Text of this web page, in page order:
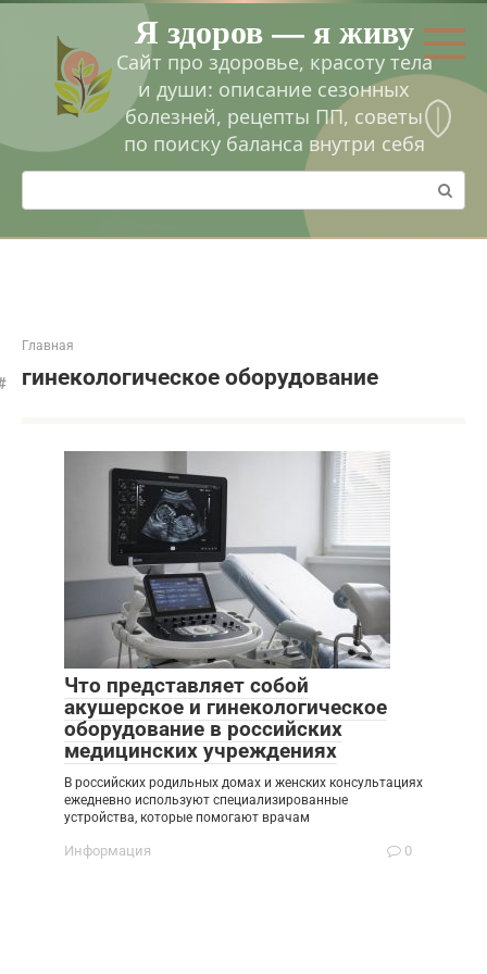
Перейти
контенту
Я здоров — я живу
Сайт про здоровье, красоту тела
и души: описание сезонных
болезней, рецепты ПП, советы
по поиску баланса внутри себя
Поиск:
Главная
гинекологическое оборудование
Что представляет собой
акушерское и гинекологическое
оборудование в российских
медицинских учреждениях
В российских родильных домах и женских консультациях
ежедневно используют специализированные
устройства, которые помогают врачам
Информация 0